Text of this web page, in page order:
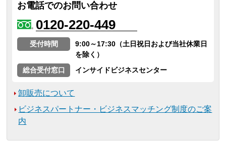
お電話でのお問い合わせ
0120-220-449
受付時間
9:00～17:30（土日祝日および当社休業日
を除く）
総合受付窓口
インサイドビジネスセンター
卸販売について
ビジネスパートナー・ビジネスマッチング制度のご案
内